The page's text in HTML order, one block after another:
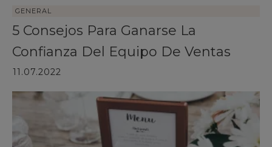
GENERAL
5 Consejos Para Ganarse La
Confianza Del Equipo De Ventas
11.07.2022